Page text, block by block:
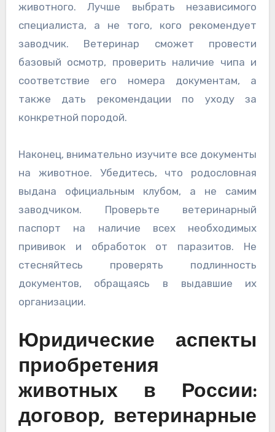
животного. Лучше выбрать независимого
специалиста, а не того, кого рекомендует
заводчик. Ветеринар сможет провести
базовый осмотр, проверить наличие чипа и
соответствие его номера документам, а
также дать рекомендации по уходу за
конкретной породой.
Наконец, внимательно изучите все документы
на животное. Убедитесь, что родословная
выдана официальным клубом, а не самим
заводчиком. Проверьте ветеринарный
паспорт на наличие всех необходимых
прививок и обработок от паразитов. Не
стесняйтесь проверять подлинность
документов, обращаясь в выдавшие их
организации.
Юридические аспекты
приобретения
животных в России:
договор, ветеринарные